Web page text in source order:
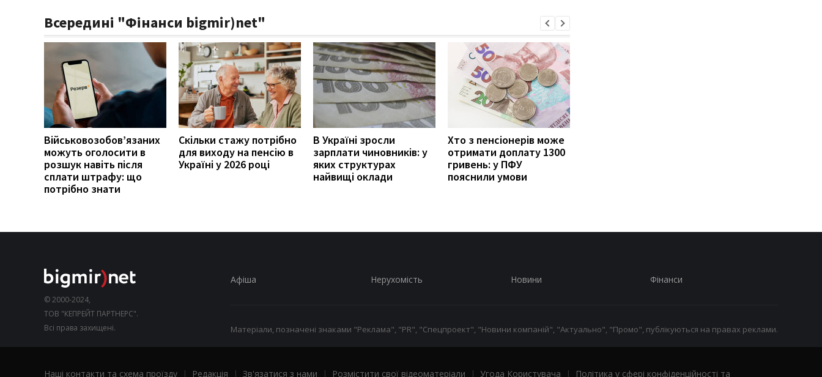
Всередині "Фінанси bigmir)net"
Військовозобов’язаних
можуть оголосити в
розшук навіть після
сплати штрафу: що
потрібно знати
Скільки стажу потрібно
для виходу на пенсію в
Україні у 2026 році
В Україні зросли
зарплати чиновників: у
яких структурах
найвищі оклади
Хто з пенсіонерів може
отримати доплату 1300
гривень: у ПФУ
пояснили умови
© 2000-2024,
ТОВ "КЕПРЕЙТ ПАРТНЕРС".
Всі права захищені.
Афіша Нерухомість Новини Фінанси
Матеріали, позначені знаками "Реклама", "PR", "Спецпроект", "Новини компаній", "Актуально", "Промо", публікуються на правах реклами.
Наші контакти та схема проїзду | Редакція | Зв'язатися з нами | Розмістити свої відеоматеріали | Угода Користувача | Політика у сфері конфіденційності та